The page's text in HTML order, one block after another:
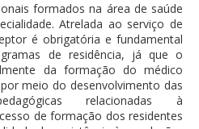
formados na área de saúde
Atrelada ao serviço de
é obrigatória e fundamental
de residência, já que o
da formação do médico
meio do desenvolvimento das
relacionadas à
de formação dos residentes